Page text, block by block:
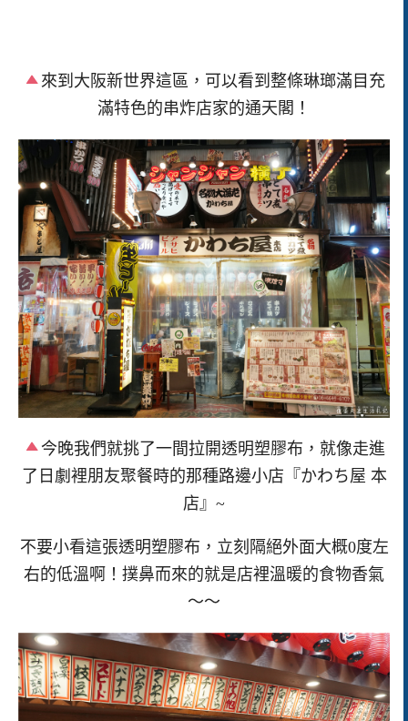
來到大阪新世界這區，可以看到整條琳瑯滿目充
滿特色的串炸店家的通天閣！
今晚我們就挑了一間拉開透明塑膠布，就像走進
了日劇裡朋友聚餐時的那種路邊小店『かわち屋 本
店』~
不要小看這張透明塑膠布，立刻隔絕外面大概0度左
右的低溫啊！撲鼻而來的就是店裡溫暖的食物香氣
～～